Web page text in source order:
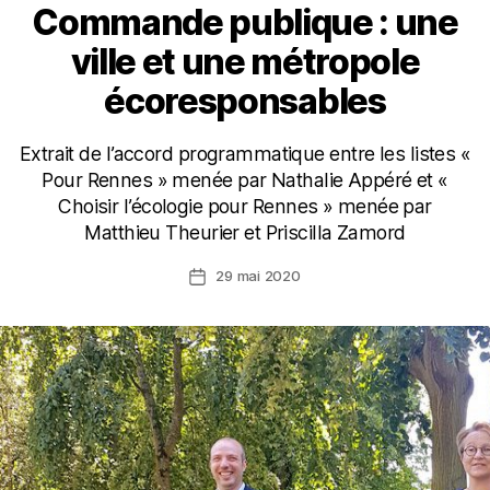
Commande publique : une
ville et une métropole
écoresponsables
Extrait de l’accord programmatique entre les listes «
Pour Rennes » menée par Nathalie Appéré et «
Choisir l’écologie pour Rennes » menée par
Matthieu Theurier et Priscilla Zamord
Date29 mai 2020